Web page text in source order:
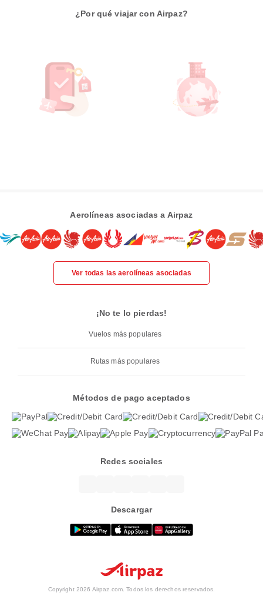
¿Por qué viajar con Airpaz?
Aerolíneas asociadas a Airpaz
Ver todas las aerolíneas asociadas
¡No te lo pierdas!
Vuelos más populares
Rutas más populares
Métodos de pago aceptados
Redes sociales
Descargar
Copyright 2026 Airpaz.com. Todos los derechos reservados.